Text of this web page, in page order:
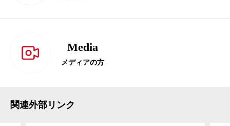
Media
メディアの方
関連外部リンク